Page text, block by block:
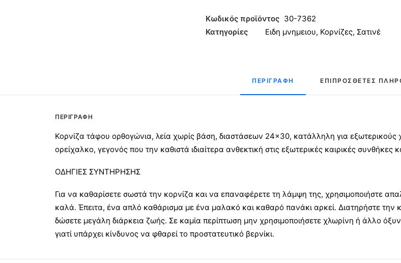
χωρίς
Βάση
Κωδικός προϊόντος 30-7362
Κατηγορίες
Ειδη μνημειου, Κορνίζες, Σατινέ
ΠΕΡΙΓΡΑΦΉ ΕΠΙΠΡΌΣΘΕΤΕΣ
ΠΕΡΙΓΡΑΦΉ
Κορνίζα τάφου ορθογώνια, λεία χωρίς βάση, διαστάσεων 24×30, κατάλληλη για
ορείχαλκο, γεγονός που την καθιστά ιδιαίτερα ανθεκτική στις εξωτερικές καιρικές συνθήκες
ΟΔΗΓΙΕΣ ΣΥΝΤΗΡΗΣΗΣ
Για να καθαρίσετε σωστά την κορνίζα και να επαναφέρετε τη λάμψη της, χρησιμοποιήστε
καλά. Έπειτα, ένα απλό καθάρισμα με ένα μαλακό και καθαρό πανάκι αρκεί. Διατηρήστε την
δώσετε μεγάλη διάρκεια ζωής. Σε καμία περίπτωση μην χρησιμοποιήσετε χλωρίνη ή άλλο
γιατί υπάρχει κίνδυνος να φθαρεί το προστατευτικό βερνίκι.